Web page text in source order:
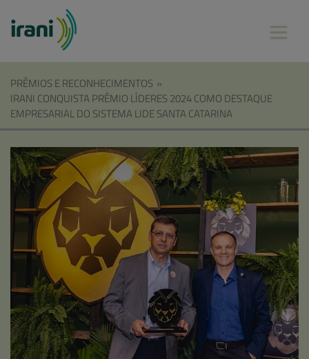
PRÊMIOS E RECONHECIMENTOS »
IRANI CONQUISTA PRÊMIO LÍDERES 2024 COMO DESTAQUE
EMPRESARIAL DO SISTEMA LIDE SANTA CATARINA